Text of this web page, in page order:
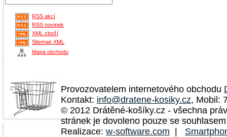
RSS akcí
RSS novinek
XML zboží
Sitemap XML
Mapa obchodu
Provozovatelem internetového obchodu
Kontakt: info@dratene-kosiky.cz, Mobil:
© 2012 Drátěné-košíky.cz - všechna
stránek je dovoleno pouze se
Realizace: w-software.com